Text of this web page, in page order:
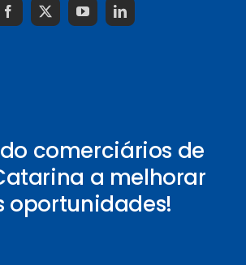
comerciários de
a melhorar
oportunidades!